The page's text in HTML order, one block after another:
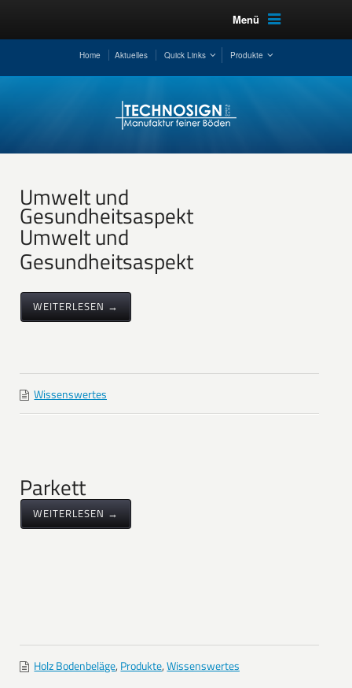
Menü
Home Aktuelles Quick Links Produkte
Umwelt und
Gesundheitsaspekt
Umwelt und
Gesundheitsaspekt
WEITERLESEN →
Wissenswertes
Parkett
WEITERLESEN →
Holz Bodenbeläge, Produkte,Wissenswertes